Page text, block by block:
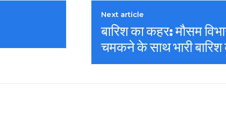
Next article
बारिश का कहर: मौसम
चमकने के साथ भारी बारिश